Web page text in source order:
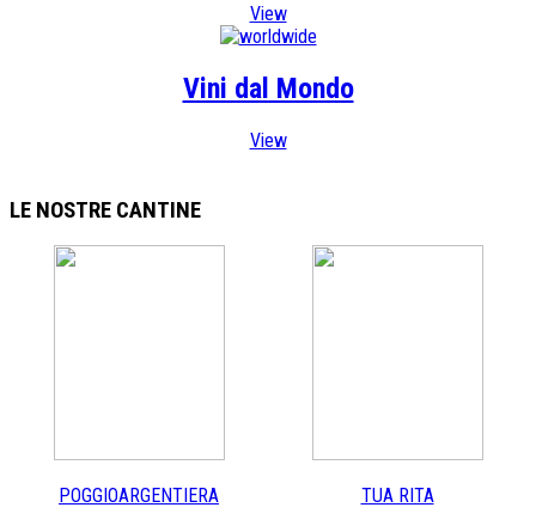
View
Vini dal Mondo
View
LE NOSTRE CANTINE
POGGIOARGENTIERA TUA RITA